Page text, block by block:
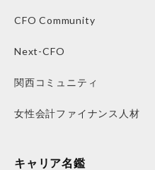
CFO Community
Next-CFO
関西コミュニティ
女性会計ファイナンス人材
キャリア名鑑